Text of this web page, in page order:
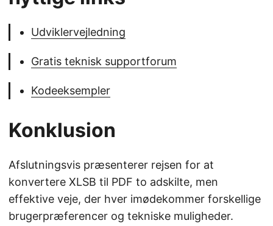
Udviklervejledning
Gratis teknisk supportforum
Kodeeksempler
Konklusion
Afslutningsvis præsenterer rejsen for at
konvertere XLSB til PDF to adskilte, men
effektive veje, der hver imødekommer forskellige
brugerpræferencer og tekniske muligheder.